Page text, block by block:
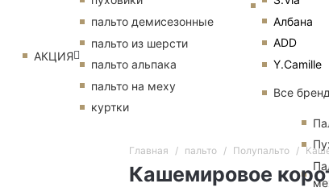
Албана
ADD
Y.Camille
Все
АКЦИЯ
пальто демисезонные
пальто из шерсти
пальто альпака
пальто на меху
куртки
Главная пальто Полупальто
Кашемировое